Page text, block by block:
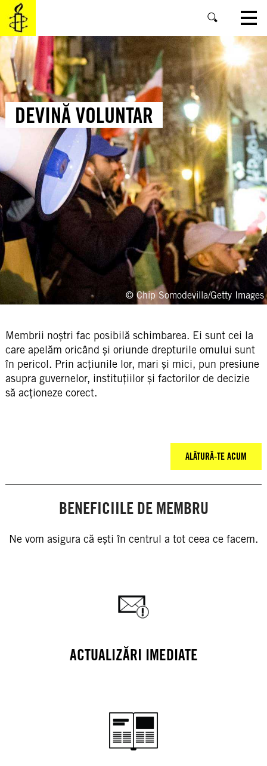
SKIP
MAIN
CONTENT
© Chip Somodevilla/Getty Images
DEVINĂ VOLUNTAR
Membrii noștri fac posibilă schimbarea. Ei sunt cei la
care apelăm oricând și oriunde drepturile omului sunt
în pericol. Prin acțiunile lor, mari și mici, pun presiune
asupra guvernelor, instituțiilor și factorilor de decizie
să acționeze corect.
ALĂTURĂ-TE ACUM
BENEFICIILE DE MEMBRU
Ne vom asigura că ești în centrul a tot ceea ce facem.
ACTUALIZĂRI IMEDIATE